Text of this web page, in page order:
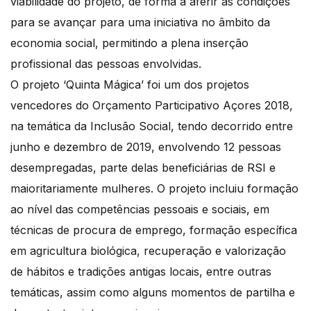
para se avançar para uma iniciativa no âmbito da
economia social, permitindo a plena inserção
profissional das pessoas envolvidas.
O projeto ‘Quinta Mágica’ foi um dos projetos
vencedores do Orçamento Participativo Açores 2018,
na temática da Inclusão Social, tendo decorrido entre
junho e dezembro de 2019, envolvendo 12 pessoas
desempregadas, parte delas beneficiárias de RSI e
maioritariamente mulheres. O projeto incluiu formação
ao nível das competências pessoais e sociais, em
técnicas de procura de emprego, formação específica
em agricultura biológica, recuperação e valorização
de hábitos e tradições antigas locais, entre outras
temáticas, assim como alguns momentos de partilha e